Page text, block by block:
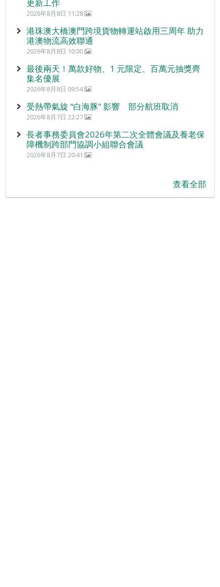
更新工作
2026年8月8日 11:28
港珠澳大橋澳門跨境貨物轉運站啟用三周年 助力
港澳物流高效聯通
2026年8月8日 10:00
最後兩天！萬款好物、1 元限定、百萬元抽獎齊
集名優展
2026年8月8日 09:54
受熱帶氣旋 “白海豚” 影響 部分航班取消
2026年8月7日 22:27
長者事務委員會2026年第二次全體會議及養老保
障機制跨部門協調小組聯合會議
2026年8月7日 20:41
查看全部